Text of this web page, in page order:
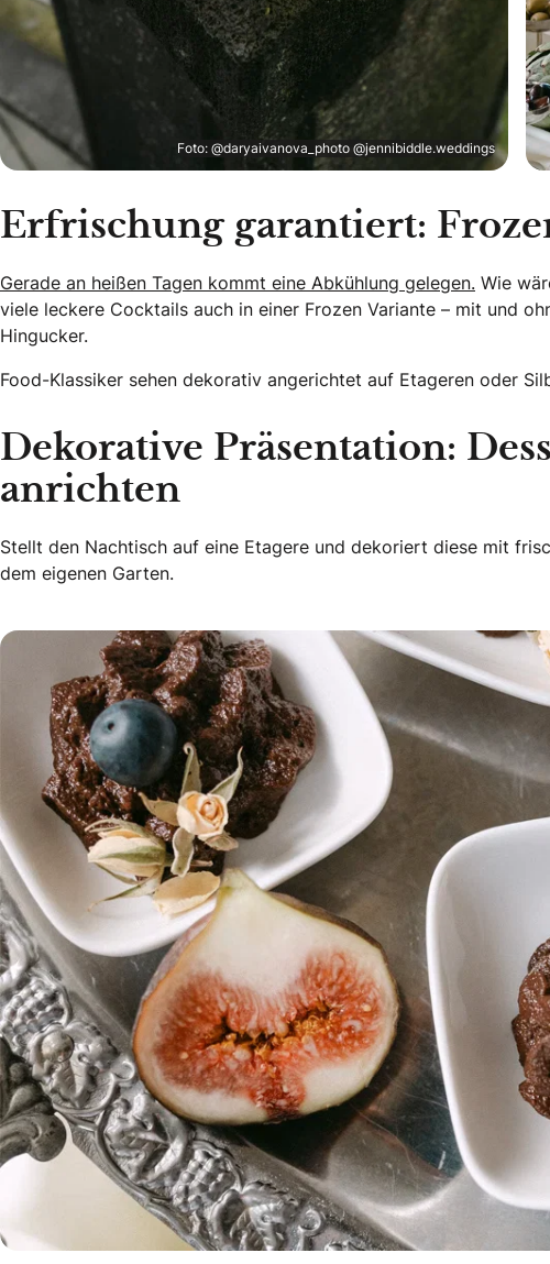
Foto: @daryaivanova_photo @jennibiddle.weddings
Erfrischung garantiert:
Gerade an heißen Tagen kommt eine Abkühlung gelegen. Wie
viele leckere Cocktails auch in einer Frozen Variante – mit und
Hingucker.
Food-Klassiker sehen dekorativ angerichtet auf Etageren oder
Dekorative Präsentation:
anrichten
Stellt den Nachtisch auf eine Etagere und dekoriert diese mit
dem eigenen Garten.